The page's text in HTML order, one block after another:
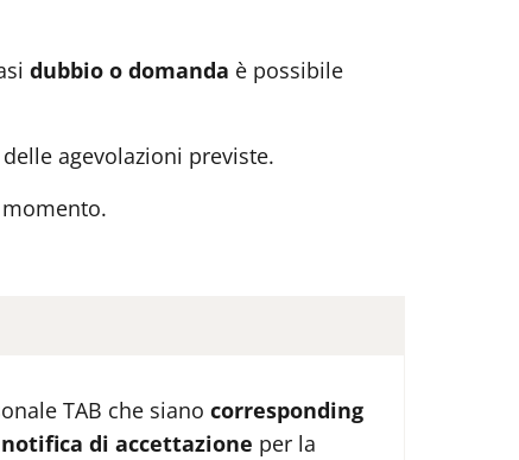
dubbio o domanda è possibile
agevolazioni previste.
TAB che siano corresponding
di accettazione per la